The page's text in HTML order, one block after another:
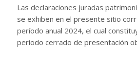
Las declaraciones juradas
se exhiben en el presente sitio
período anual 2024, el cual
período cerrado de presentación